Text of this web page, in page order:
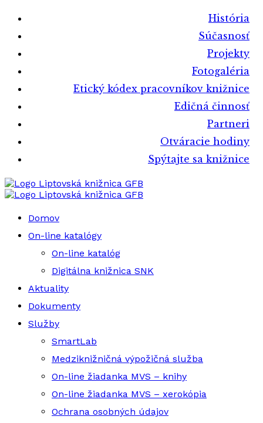
História
Súčasnosť
Projekty
Fotogaléria
Etický kódex pracovníkov knižnice
Edičná činnosť
Partneri
Otváracie hodiny
Spýtajte sa knižnice
Liptovská knižnica GFB
Liptovská knižnica GFB
Domov
On-line katalógy
On-line katalóg
Digitálna knižnica SNK
Aktuality
Dokumenty
Služby
SmartLab
Medziknižničná výpožičná služba
On-line žiadanka MVS – knihy
On-line žiadanka MVS – xerokópia
Ochrana osobných údajov